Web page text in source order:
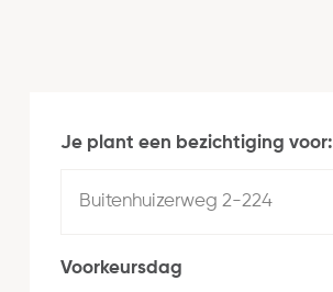
Je plant een bezichtiging voor:
Voorkeursdag